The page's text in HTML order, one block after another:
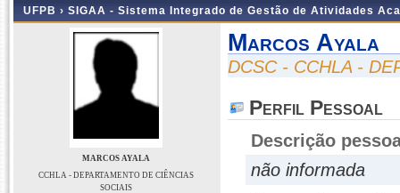
UFPB › SIGAA - Sistema Integrado de Gestão de Atividades
MARCOS AYALA
CCHLA - DEPARTAMENTO DE CIÊNCIAS
SOCIAIS
Marcos Ayala
DCSC - CCHLA -
Perfil Pessoal
Descrição
não informada